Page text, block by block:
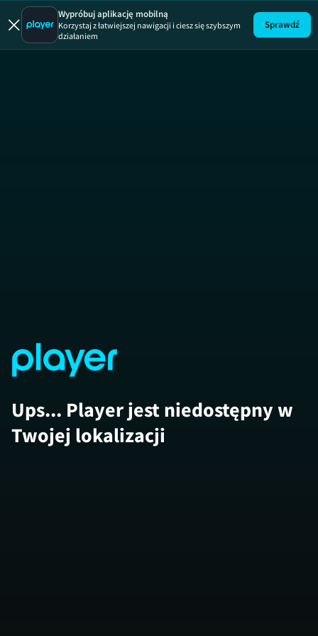
Bimbrownicy
Wypróbuj aplikację mobilną
Korzystaj z łatwiejszej nawigacji i ciesz się szybszym
działaniem
Sprawdź
Ups... Player jest niedostępny w
Twojej lokalizacji